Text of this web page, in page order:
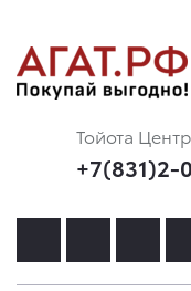
Тойота
+7(831)2-